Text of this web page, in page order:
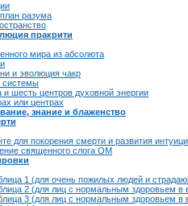
разума
пракрити
мира из абсолюта
и эволюция чакр
системы
и шесть центров духовной энергии
или центрах
знание и блаженство
для покорения смерти и развития
священного слога ОМ
1 (для очень пожилых людей и
2 (для лиц с нормальным здоровьем в
3 (для лиц с нормальным здоровьем в